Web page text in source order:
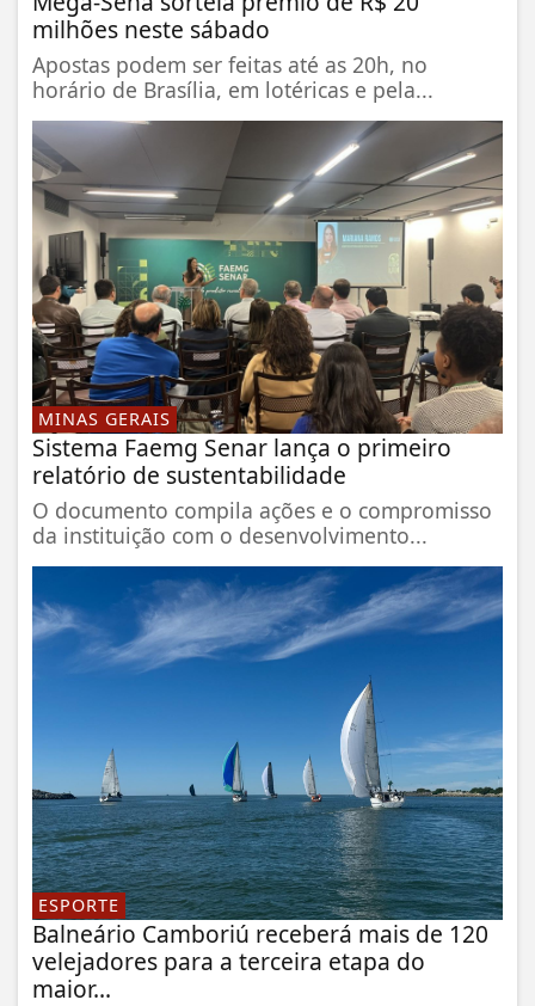
milhões neste sábado
Apostas podem ser feitas até as 20h, no
horário de Brasília, em lotéricas e pela...
MINAS GERAIS
Sistema Faemg Senar lança o primeiro
relatório de sustentabilidade
O documento compila ações e o compromisso
da instituição com o desenvolvimento...
ESPORTE
Balneário Camboriú receberá mais de 120
velejadores para a terceira etapa do
maior...